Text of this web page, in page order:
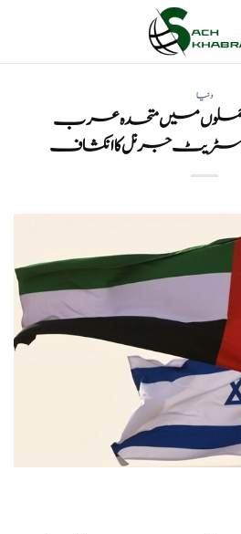
دنیا
حملوں میں متحدہ عرب
اسٹریٹ جرنل کا انکشاف